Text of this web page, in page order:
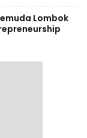
Lombok